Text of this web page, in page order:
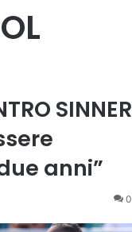
SINNER
anni”
0